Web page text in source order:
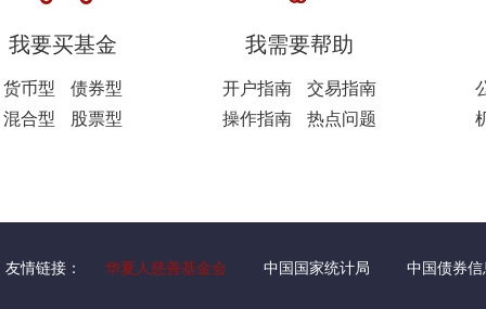
我要买基金
货币型
债券型
混合型
股票型
我需要帮助
开户指南
交易指南
操作指南
热点问题
友情链接： 华夏人慈善基金会 中国国家统计局 中国债券信